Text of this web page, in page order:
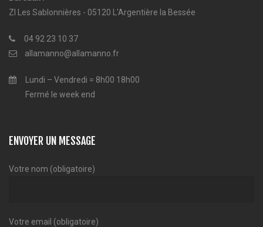
ZI Les Sablonnières - 05120 L'Argentière la Bessée
04 92 23 10 37
allamanno@allamanno.fr
Lundi – Vendredi = 8h00 18h00
Fermé le week end
ENVOYER UN MESSAGE
Votre nom (obligatoire)
Votre email (obligatoire)